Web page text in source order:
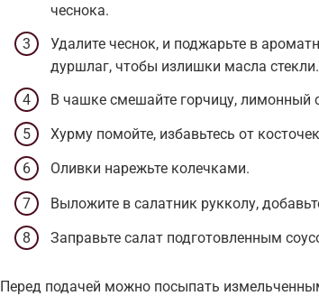
чеснока.
Удалите чеснок, и поджарьте в
дуршлаг, чтобы излишки масла стекли.
В чашке смешайте горчицу, лимонный
Хурму помойте, избавьтесь от
Оливки нарежьте колечками.
Выложите в салатник рукколу,
Заправьте салат подготовленным
Перед подачей можно посыпать